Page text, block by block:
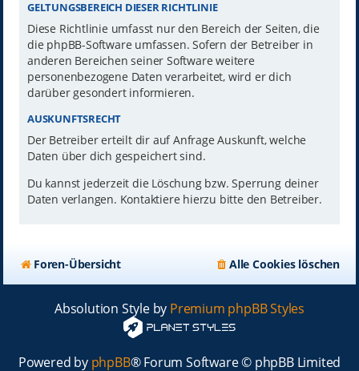
GELTUNGSBEREICH DIESER RICHTLINIE
Diese Richtlinie umfasst nur den Bereich der Seiten, die
die phpBB-Software umfassen. Sofern der Betreiber in
anderen Bereichen seiner Software weitere
personenbezogene Daten verarbeitet, wird er dich
darüber gesondert informieren.
AUSKUNFTSRECHT
Der Betreiber erteilt dir auf Anfrage Auskunft, welche
Daten über dich gespeichert sind.
Du kannst jederzeit die Löschung bzw. Sperrung deiner
Daten verlangen. Kontaktiere hierzu bitte den Betreiber.
Foren-Übersicht Alle Cookies löschen
Absolution Style by Premium phpBB Styles
Powered by phpBB® Forum Software © phpBB Limited